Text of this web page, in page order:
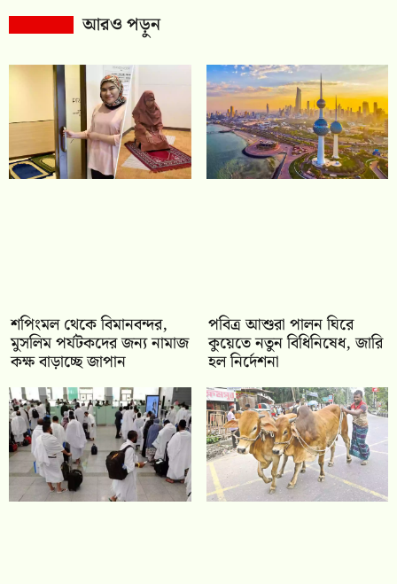
আরও পড়ুন
শপিংমল থেকে বিমানবন্দর,
মুসলিম পর্যটকদের জন্য নামাজ
কক্ষ বাড়াচ্ছে জাপান
পবিত্র আশুরা পালন ঘিরে
কুয়েতে নতুন বিধিনিষেধ, জারি
হল নির্দেশনা